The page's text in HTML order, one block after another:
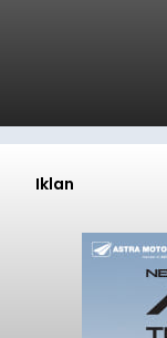
Iklan